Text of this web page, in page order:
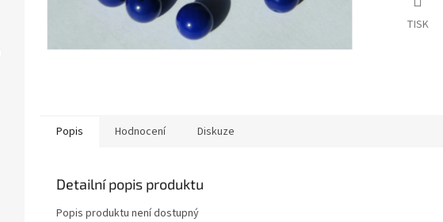
TISK
Popis Hodnocení Diskuze
Detailní popis produktu
Popis produktu není dostupný